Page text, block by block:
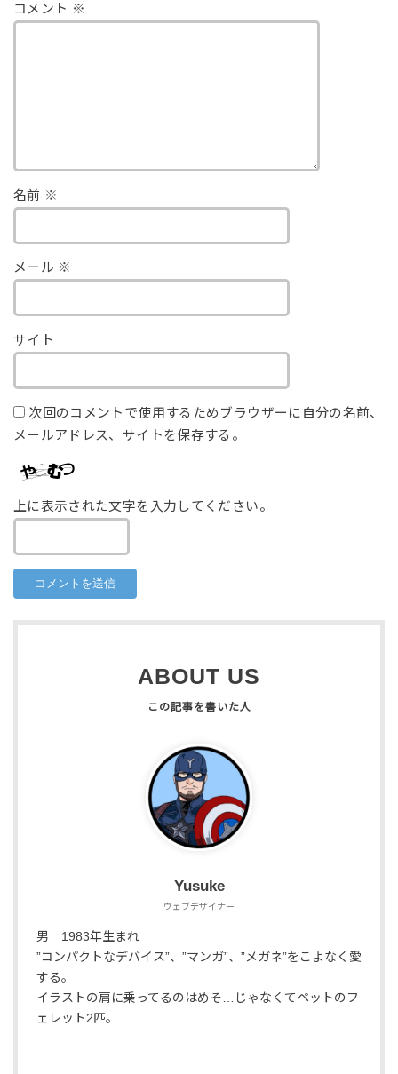
コメント ※
名前 ※
メール ※
サイト
次回のコメントで使用するためブラウザーに自分の名前、
メールアドレス、サイトを保存する。
上に表示された文字を入力してください。
ABOUT US
Yusuke
ウェブデザイナー
男 1983年生まれ
”コンパクトなデバイス”、”マンガ”、”メガネ”をこよなく愛
する。
イラストの肩に乗ってるのはめそ…じゃなくてペットのフ
ェレット2匹。